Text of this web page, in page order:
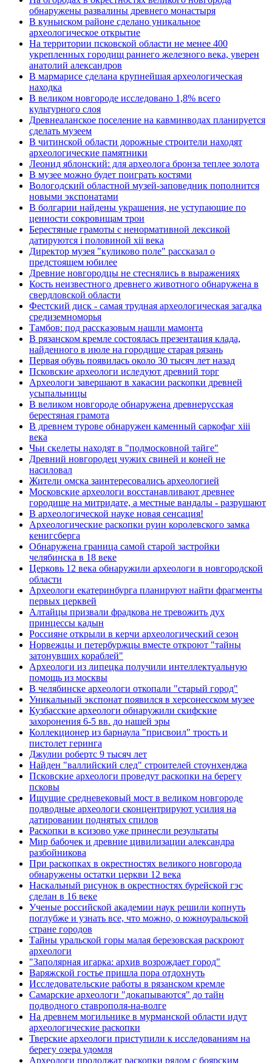
обнаружены развалины древнего монастыря
В куньиском районе сделано уникальное
археологическое открытие
На территории псковской области не менее 400
укрепленных городищ раннего железного века, уверен
анатолий александров
В мармарисе сделана крупнейшая археологическая
находка
В великом новгороде исследовано 1,8% всего
культурного слоя
Древнеаланское поселение на кавминводах планируется
сделать музеем
В читинской области дорожные строители находят
археологические памятники
Леонид яблонский: для археолога бронза теплее золота
В музее можно будет поиграть костями
Вологодский областной музей-заповедник пополнится
новыми экспонатами
В болгарии найдены украшения, не уступающие по
ценности сокровищам трои
Берестяные грамоты с ненормативной лексикой
датируются i половиной xii века
Директор музея "куликово поле" рассказал о
предстоящем юбилее
Древние новгородцы не стеснялись в выражениях
Кость неизвестного древнего животного обнаружена в
свердловской области
Фестский диск - самая трудная археологическая загадка
средиземноморья
Тамбов: под рассказовым нашли мамонта
В рязанском кремле состоялась презентация клада,
найденного в июле на городище старая рязань
Первая обувь появилась около 30 тысяч лет назад
Псковские археологи иследуют древний торг
Археологи завершают в хакасии раскопки древней
усыпальницы
В великом новгороде обнаружена древнерусская
берестяная грамота
В древнем турове обнаружен каменный саркофаг xiii
века
Чьи скелеты находят в "подмосковной тайге"
Древний новгородец чужих свиней и коней не
насиловал
Жители омска заинтересовались археологией
Московские археологи восстанавливают древнее
городище на митридате, а местные вандалы - разрушают
В археологической науке новая сенсация!
Археологические раскопки руин королевского замка
кенигсберга
Обнаружена граница самой старой застройки
челябинска в 18 веке
Церковь 12 века обнаружили археологи в новгородской
области
Археологи екатеринбурга планируют найти фрагменты
первых церквей
Алтайцы призвали фрадкова не тревожить дух
принцессы кадын
Россияне открыли в керчи археологический сезон
Норвежцы и петербуржцы вместе откроют "тайны
затонувших кораблей"
Археологи из липецка получили интеллектуальную
помощь из москвы
В челябинске археологи откопали "старый город"
Уникальный экспонат появился в херсонесском музее
Кузбасские археологи обнаружили скифские
захоронения 6-5 вв. до нашей эры
Коллекционер из барнаула "присвоил" трость и
пистолет геринга
Джулии робертс 9 тысяч лет
Найден "валлийский след" строителей стоунхенджа
Псковские археологи проведут раскопки на берегу
псковы
Ищущие средневековый мост в великом новгороде
подводные археологи сконцентрируют усилия на
датировании поднятых спилов
Раскопки в ксизово уже принесли результаты
Мир бабочек и древние цивилизации александра
разбойникова
При раскопках в окрестностях великого новгорода
обнаружены остатки церкви 12 века
Наскальный рисунок в окрестностях бурейской гэс
сделан в 16 веке
Ученые российской академии наук решили копнуть
поглубже и узнать все, что можно, о южноуральской
стране городов
Тайны уральской горы малая березовская раскроют
археологи
"Заполярная игарка: архив возрождает город"
Варяжской гостье пришла пора отдохнуть
Исследовательские работы в рязанском кремле
Самарские археологи "докапываются" до тайн
подводного ставрополя-на-волге
На древнем могильнике в мурманской области идут
археологические раскопки
Тверские археологи приступили к исследованиям на
берегу озера удомля
Археологи продолжат раскопки рядом с боярским